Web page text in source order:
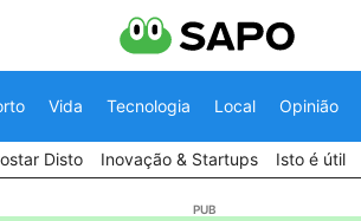
Vida Tecnologia Local Opinião
Disto Inovação & Startups Isto é útil